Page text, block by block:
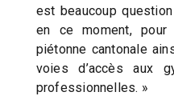
est beaucoup
en ce moment, pour
piétonne cantonale
voies d’accès aux
professionnelles. »